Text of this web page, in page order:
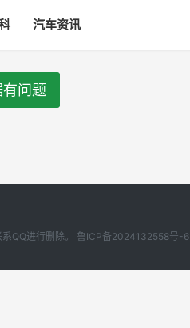
汽车资讯
问题
QQ进行删除。 鲁ICP备2024132558号-6